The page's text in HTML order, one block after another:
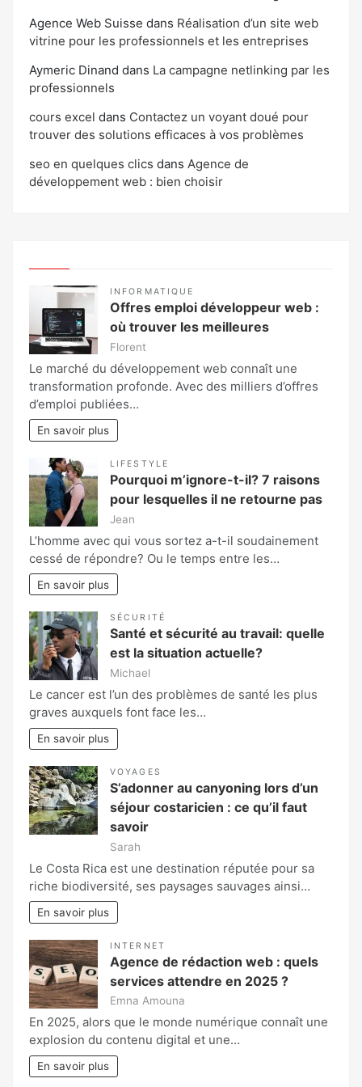
Agence Web Suisse dans Réalisation d’un site web
vitrine pour les professionnels et les entreprises
Aymeric Dinand dans La campagne netlinking par les
professionnels
cours excel dans Contactez un voyant doué pour
trouver des solutions efficaces à vos problèmes
seo en quelques clics dans Agence de
développement web : bien choisir
INFORMATIQUE
Offres emploi développeur web :
où trouver les meilleures
Florent
Le marché du développement web connaît une
transformation profonde. Avec des milliers d’offres
d’emploi publiées…
En savoir plus
LIFESTYLE
Pourquoi m’ignore-t-il? 7 raisons
pour lesquelles il ne retourne pas
Jean
L’homme avec qui vous sortez a-t-il soudainement
cessé de répondre? Ou le temps entre les…
En savoir plus
SÉCURITÉ
Santé et sécurité au travail: quelle
est la situation actuelle?
Michael
Le cancer est l’un des problèmes de santé les plus
graves auxquels font face les…
En savoir plus
VOYAGES
S’adonner au canyoning lors d’un
séjour costaricien : ce qu’il faut
savoir
Sarah
Le Costa Rica est une destination réputée pour sa
riche biodiversité, ses paysages sauvages ainsi…
En savoir plus
INTERNET
Agence de rédaction web : quels
services attendre en 2025 ?
Emna Amouna
En 2025, alors que le monde numérique connaît une
explosion du contenu digital et une…
En savoir plus